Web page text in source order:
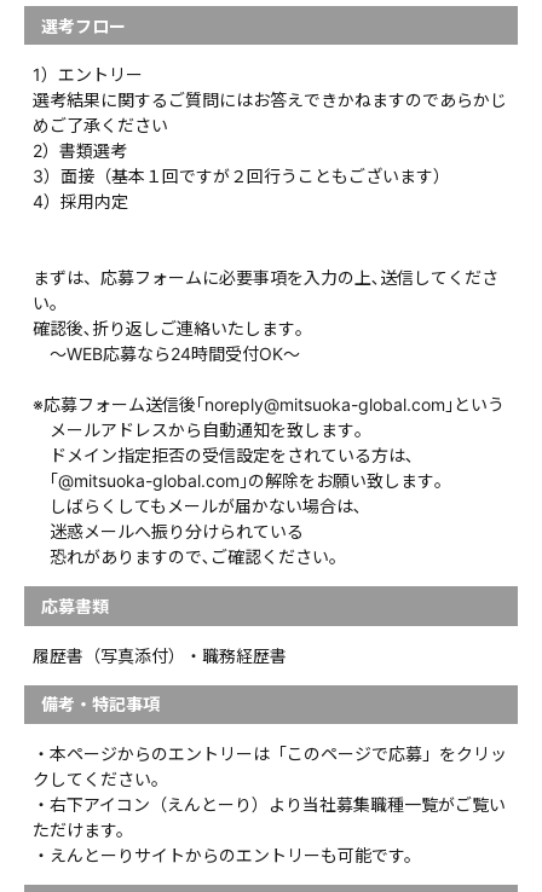
選考フロー
1）エントリー
選考結果に関するご質問にはお答えできかねますのであらかじ
めご了承ください
2）書類選考
3）面接（基本１回ですが２回行うこともございます）
4）採用内定
まずは、応募フォームに必要事項を入力の上､送信してくださ
い｡
確認後､折り返しご連絡いたします｡
～WEB応募なら24時間受付OK～
※応募フォーム送信後｢noreply@mitsuoka-global.com｣という
メールアドレスから自動通知を致します｡
ドメイン指定拒否の受信設定をされている方は､
｢@mitsuoka-global.com｣の解除をお願い致します｡
しばらくしてもメールが届かない場合は､
迷惑メールへ振り分けられている
恐れがありますので､ご確認ください｡
応募書類
履歴書（写真添付）・職務経歴書
備考・特記事項
・本ページからのエントリーは「このページで応募」をクリッ
クしてください。
・右下アイコン（えんとーり）より当社募集職種一覧がご覧い
ただけます。
・えんとーりサイトからのエントリーも可能です。